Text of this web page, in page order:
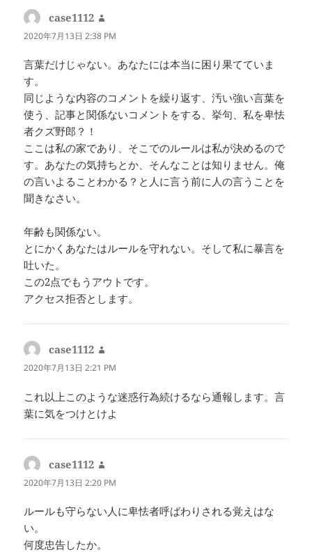
case1112
り:
2020年7月13日 2:38 PM
言葉だけじゃない。あなたには本当に困り果てていま
す。
同じような内容のコメントを繰り返す、汚い強い言葉を
使う、記事と関係ないコメントをする、挙句、私を卑怯
者クズ野郎？！
ここは私の家であり、そこでのルールは私が決めるので
す。あなたの気持ちとか、そんなことは知りません。俺
の言いよることわかる？と人に言う前に人の言うことを
聞きなさい。
年齢も関係ない。
とにかくあなたはルールを守れない。そして私に暴言を
吐いた。
この2点でもうアウトです。
アクセス拒否とします。
case1112
り:
2020年7月13日 2:21 PM
これ以上このような迷惑行為続けるなら通報します。言
葉に気をつけとけよ
case1112
り:
2020年7月13日 2:20 PM
ルールも守らない人に卑怯者呼ばわりされる覚えはな
い。
何度忠告したか。